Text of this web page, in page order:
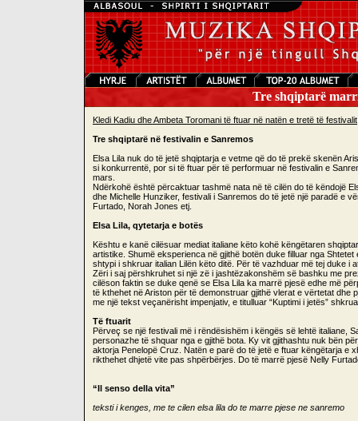
Tre shqiptarë
Kledi Kadiu dhe Ambeta Toromani të ftuar në natën e tretë të festivalit
Tre shqiptarë në festivalin e Sanremos
Elsa Lila nuk do të jetë shqiptarja e vetme që do të prekë skenën
si konkurrentë, por si të ftuar për të performuar në festivalin e
mars.
Ndërkohë është përcaktuar tashmë nata në të cilën do të këndojë
dhe Michelle Hunziker, festivali i Sanremos do të jetë një paradë e
Furtado, Norah Jones etj.
Elsa Lila, qytetarja e botës
Kështu e kanë cilësuar mediat italiane këto kohë këngëtaren
artistike. Shumë eksperienca në gjithë botën duke filluar nga
shtypi i shkruar italian Lilën këto ditë. Për të vazhduar më tej duke i
Zëri i saj përshkruhet si një zë i jashtëzakonshëm së bashku me
cilëson faktin se duke qenë se Elsa Lila ka marrë pjesë edhe më
të kthehet në Ariston për të demonstruar gjithë vlerat e vërtetat
me një tekst veçanërisht impenjativ, e titulluar “Kuptimi i jetës”
Të ftuarit
Përveç se një festivali më i rëndësishëm i këngës së lehtë italiane,
personazhe të shquar nga e gjithë bota. Ky vit gjithashtu nuk bën
aktorja Penelopë Cruz. Natën e parë do të jetë e ftuar këngëtarja e
rikthehet dhjetë vite pas shpërbërjes. Do të marrë pjesë Nelly
“Il senso della vita”
teksti i kenges, me te cilen elsa lila do te marre pjese ne sanremo